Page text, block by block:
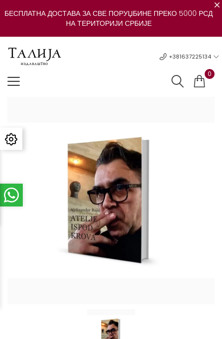
БЕСПЛАТНА ДОСТАВА ЗА СВЕ ПОРУЏБИНЕ ПРЕКО 5000 РСД
НА ТЕРИТОРИЈИ СРБИЈЕ
+381637225134
0